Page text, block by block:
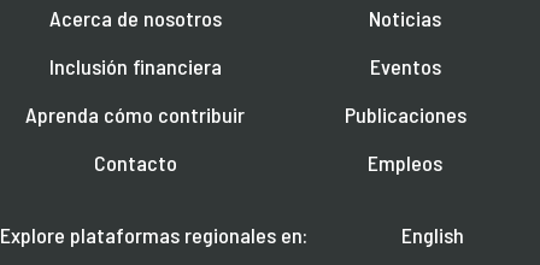
Acerca de nosotros
Inclusión financiera
Aprenda cómo contribuir
Contacto
Noticias
Eventos
Publicaciones
Empleos
Explore plataformas regionales en:
English